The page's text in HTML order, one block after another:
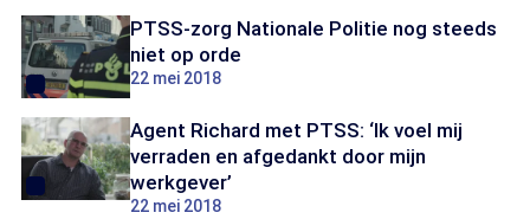
PTSS-zorg Nationale Politie nog steeds
niet op orde
22 mei 2018
Agent Richard met PTSS: ‘Ik voel mij
verraden en afgedankt door mijn
werkgever’
22 mei 2018